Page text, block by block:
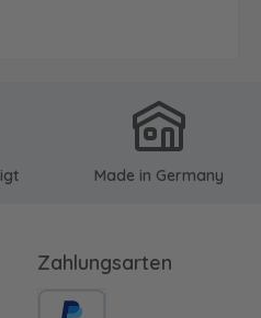
Made in Germany
Zahlungsarten